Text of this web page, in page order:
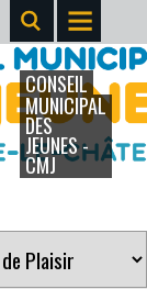
CONSEIL
MUNICIPAL
DES
JEUNES -
CMJ